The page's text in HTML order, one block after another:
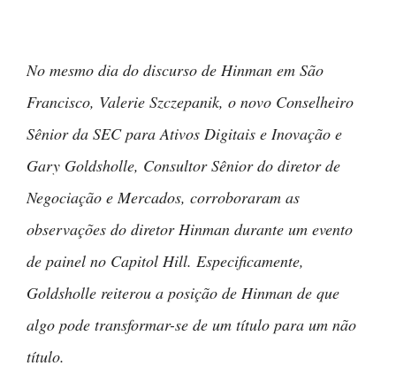
No mesmo dia do discurso de Hinman em São
Francisco, Valerie Szczepanik, o novo Conselheiro
Sênior da SEC para Ativos Digitais e Inovação e
Gary Goldsholle, Consultor Sênior do diretor de
Negociação e Mercados, corroboraram as
observações do diretor Hinman durante um evento
de painel no Capitol Hill. Especificamente,
Goldsholle reiterou a posição de Hinman de que
algo pode transformar-se de um título para um não
título.